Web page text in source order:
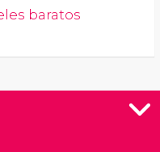
baratos